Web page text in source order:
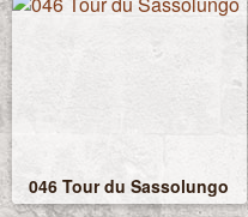
046 Tour du Sassolungo